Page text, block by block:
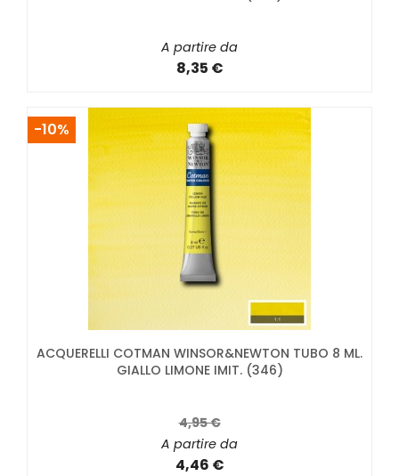
A partire da
8,35 €
ACQUERELLI COTMAN WINSOR&NEWTON TUBO 8 ML.
GIALLO LIMONE IMIT. (346)
4,95 €
A partire da
4,46 €
-10%